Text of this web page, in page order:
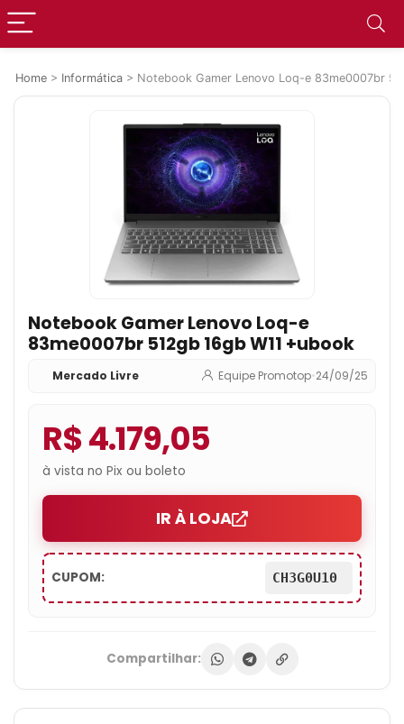
Home > Informática > Notebook Gamer Lenovo Loq-e 83me0007br
Notebook Gamer Lenovo Loq-e
83me0007br 512gb 16gb W11 +ubook
Mercado Livre Equipe Promotop•24/09/25
R$ 4.179,05
à vista no Pix ou boleto
IR À LOJA
CUPOM: CH3G0U10
Compartilhar: